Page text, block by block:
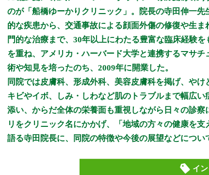
のが「船橋ゆーかりクリニック」。院長の寺田伸一
的な疾患から、交通事故による顔面外傷の修復や生
門的な治療まで、30年以上にわたる豊富な臨床経験
を重ね、アメリカ・ハーバード大学と連携するマサ
術や知見を培ったのち、2009年に開業した。
同院では皮膚科、形成外科、美容皮膚科を掲げ、や
キビやイボ、しみ・しわなど肌のトラブルまで幅広
添い、からだ全体の栄養面も重視しながら日々の診
リをクリニック名にかかげ、「地域の方々の健康を
語る寺田院長に、同院の特徴や今後の展望などについ
イ